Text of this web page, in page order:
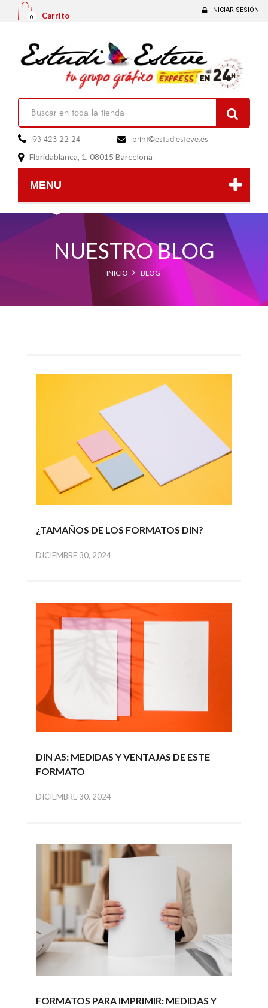
INICIAR SESIÓN
0 Carrito
 93 423 22 24 
print@estudiesteve.es
 Floridablanca, 1, 08015 Barcelona
MENU
NUESTRO BLOG
INICIO BLOG
¿TAMAÑOS DE LOS FORMATOS DIN?
DICIEMBRE 30, 2024
DIN A5: MEDIDAS Y VENTAJAS DE ESTE
FORMATO
DICIEMBRE 30, 2024
FORMATOS PARA IMPRIMIR: MEDIDAS Y